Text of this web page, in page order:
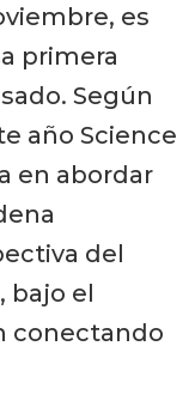
es
primera
Según
año Science
en abordar
del
bajo el
conectando